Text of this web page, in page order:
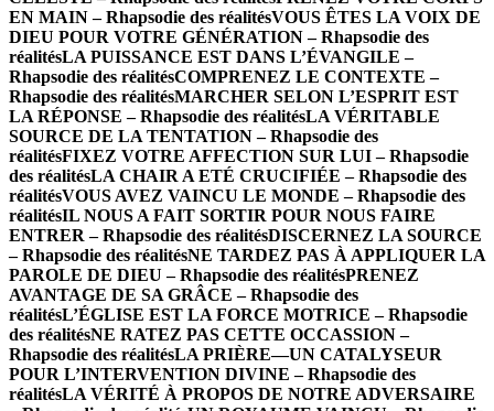
EN MAIN – Rhapsodie des réalitésVOUS ÊTES LA VOIX DE
DIEU POUR VOTRE GÉNÉRATION – Rhapsodie des
réalitésLA PUISSANCE EST DANS L’ÉVANGILE –
Rhapsodie des réalitésCOMPRENEZ LE CONTEXTE –
Rhapsodie des réalitésMARCHER SELON L’ESPRIT EST
LA RÉPONSE – Rhapsodie des réalitésLA VÉRITABLE
SOURCE DE LA TENTATION – Rhapsodie des
réalitésFIXEZ VOTRE AFFECTION SUR LUI – Rhapsodie
des réalitésLA CHAIR A ETÉ CRUCIFIÉE – Rhapsodie des
réalitésVOUS AVEZ VAINCU LE MONDE – Rhapsodie des
réalitésIL NOUS A FAIT SORTIR POUR NOUS FAIRE
ENTRER – Rhapsodie des réalitésDISCERNEZ LA SOURCE
– Rhapsodie des réalitésNE TARDEZ PAS À APPLIQUER LA
PAROLE DE DIEU – Rhapsodie des réalitésPRENEZ
AVANTAGE DE SA GRÂCE – Rhapsodie des
réalitésL’ÉGLISE EST LA FORCE MOTRICE – Rhapsodie
des réalitésNE RATEZ PAS CETTE OCCASSION –
Rhapsodie des réalitésLA PRIÈRE—UN CATALYSEUR
POUR L’INTERVENTION DIVINE – Rhapsodie des
réalitésLA VÉRITÉ À PROPOS DE NOTRE ADVERSAIRE